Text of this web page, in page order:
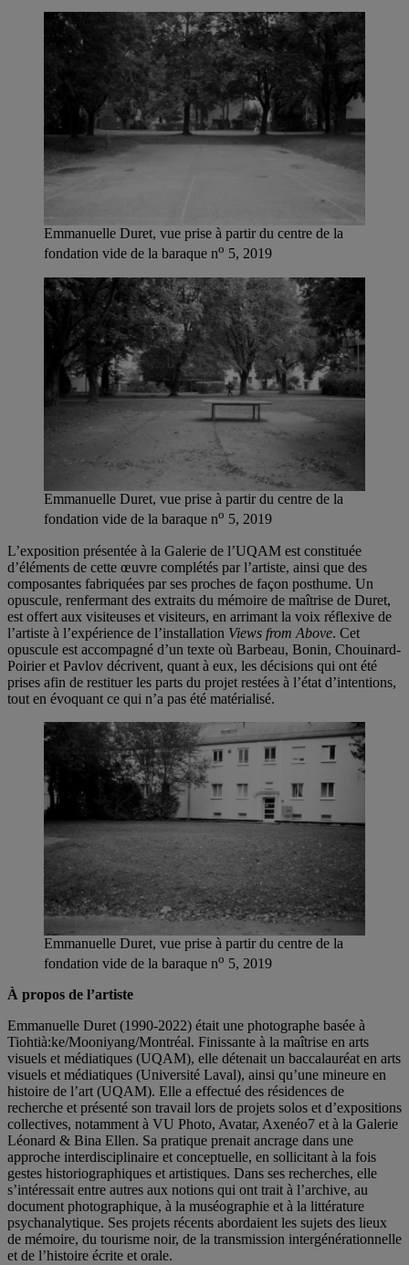
Emmanuelle Duret, vue prise à partir du centre de la
fondation vide de la baraque no 5, 2019
Emmanuelle Duret, vue prise à partir du centre de la
fondation vide de la baraque no 5, 2019
L’exposition présentée à la Galerie de l’UQAM est constituée
d’éléments de cette œuvre complétés par l’artiste, ainsi que des
composantes fabriquées par ses proches de façon posthume. Un
opuscule, renfermant des extraits du mémoire de maîtrise de Duret,
est offert aux visiteuses et visiteurs, en arrimant la voix réflexive de
l’artiste à l’expérience de l’installation Views from Above. Cet
opuscule est accompagné d’un texte où Barbeau, Bonin, Chouinard-
Poirier et Pavlov décrivent, quant à eux, les décisions qui ont été
prises afin de restituer les parts du projet restées à l’état d’intentions,
tout en évoquant ce qui n’a pas été matérialisé.
Emmanuelle Duret, vue prise à partir du centre de la
fondation vide de la baraque no 5, 2019
À propos de l’artiste
Emmanuelle Duret (1990-2022) était une photographe basée à
Tiohtià:ke/Mooniyang/Montréal. Finissante à la maîtrise en arts
visuels et médiatiques (UQAM), elle détenait un baccalauréat en arts
visuels et médiatiques (Université Laval), ainsi qu’une mineure en
histoire de l’art (UQAM). Elle a effectué des résidences de
recherche et présenté son travail lors de projets solos et d’expositions
collectives, notamment à VU Photo, Avatar, Axenéo7 et à la Galerie
Léonard & Bina Ellen. Sa pratique prenait ancrage dans une
approche interdisciplinaire et conceptuelle, en sollicitant à la fois
gestes historiographiques et artistiques. Dans ses recherches, elle
s’intéressait entre autres aux notions qui ont trait à l’archive, au
document photographique, à la muséographie et à la littérature
psychanalytique. Ses projets récents abordaient les sujets des lieux
de mémoire, du tourisme noir, de la transmission intergénérationnelle
et de l’histoire écrite et orale.